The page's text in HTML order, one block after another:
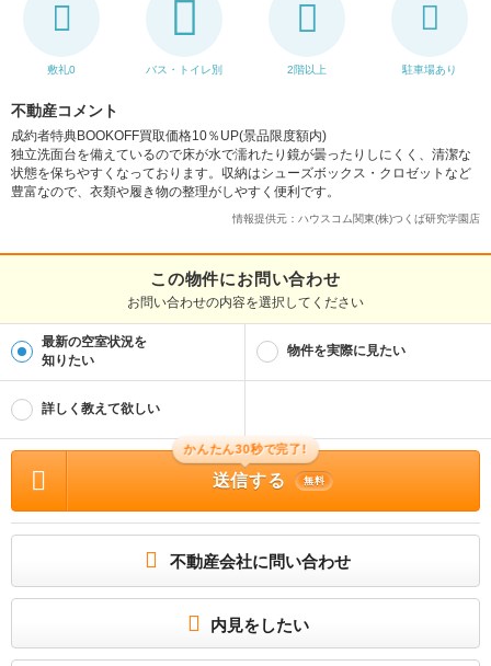
敷礼0 バス・トイレ別 2階以上 駐車場あり
不動産コメント
成約者特典BOOKOFF買取価格10％UP(景品限度額内)
独立洗面台を備えているので床が水で濡れたり鏡が曇ったりしにくく、清潔な
状態を保ちやすくなっております。収納はシューズボックス・クロゼットなど
豊富なので、衣類や履き物の整理がしやすく便利です。
情報提供元：ハウスコム関東(株)つくば研究学園店
この物件にお問い合わせ
お問い合わせの内容を選択してください
最新の空室状況を
知りたい
物件を実際に見たい
詳しく教えて欲しい
かんたん30秒で完了!
送信する 無料
不動産会社に問い合わせ
内見をしたい